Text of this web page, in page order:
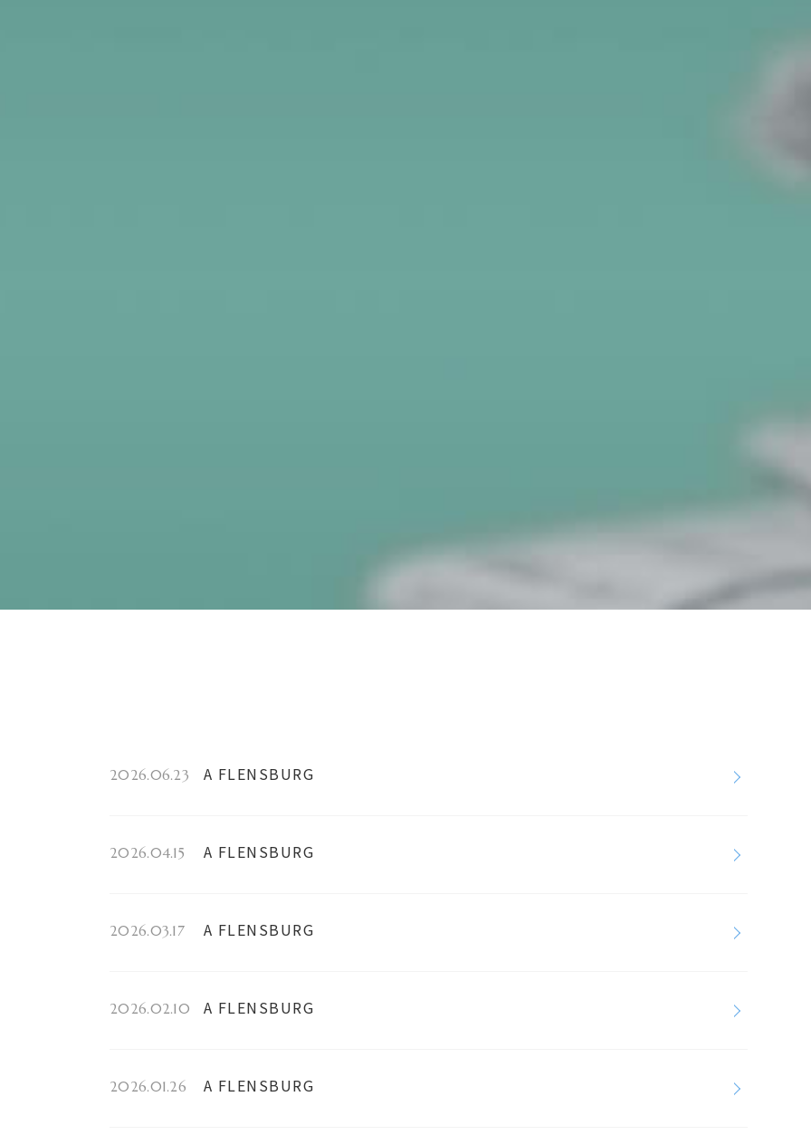
2026.06.23 A FLENSBURG
2026.04.15 A FLENSBURG
2026.03.17 A FLENSBURG
2026.02.10 A FLENSBURG
2026.01.26 A FLENSBURG